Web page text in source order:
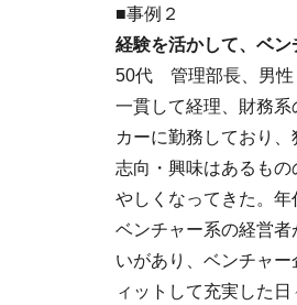
■事例２
経験を活かして、ベン
50代 管理部長、男性
一貫して経理、財務
カーに勤務しており
志向・興味はあるも
やしくなってきた。年
ベンチャー系の経営
いがあり、ベンチャ
ィットして充実した日